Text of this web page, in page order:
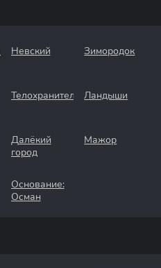
Невский Зимородок
Телохранители Ландыши
Далёкий
город
Мажор
Основание:
Осман